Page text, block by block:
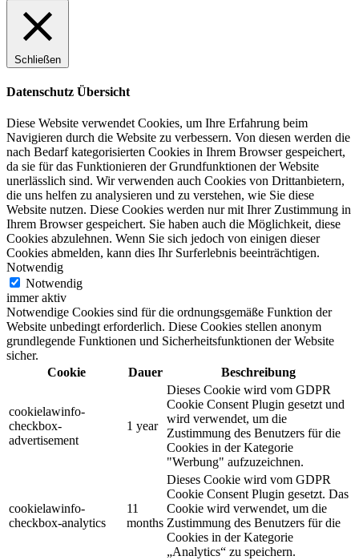
Schließen
Datenschutz Übersicht
Diese Website verwendet Cookies, um Ihre Erfahrung beim
Navigieren durch die Website zu verbessern. Von diesen werden die
nach Bedarf kategorisierten Cookies in Ihrem Browser gespeichert,
da sie für das Funktionieren der Grundfunktionen der Website
unerlässlich sind. Wir verwenden auch Cookies von Drittanbietern,
die uns helfen zu analysieren und zu verstehen, wie Sie diese
Website nutzen. Diese Cookies werden nur mit Ihrer Zustimmung in
Ihrem Browser gespeichert. Sie haben auch die Möglichkeit, diese
Cookies abzulehnen. Wenn Sie sich jedoch von einigen dieser
Cookies abmelden, kann dies Ihr Surferlebnis beeinträchtigen.
Notwendig
Notwendig
immer aktiv
Notwendige Cookies sind für die ordnungsgemäße Funktion der
Website unbedingt erforderlich. Diese Cookies stellen anonym
grundlegende Funktionen und Sicherheitsfunktionen der Website
sicher.
Cookie
Dauer Beschreibung
cookielawinfo-
checkbox-
advertisement
1 year
Dieses Cookie wird vom GDPR
Cookie Consent Plugin gesetzt und
wird verwendet, um die
Zustimmung des Benutzers für die
Cookies in der Kategorie
"Werbung" aufzuzeichnen.
cookielawinfo-
checkbox-analytics
11
months
Dieses Cookie wird vom GDPR
Cookie Consent Plugin gesetzt. Das
Cookie wird verwendet, um die
Zustimmung des Benutzers für die
Cookies in der Kategorie
„Analytics“ zu speichern.